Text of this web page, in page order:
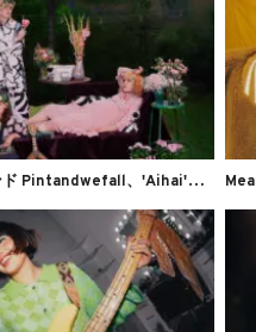
イ
ンディーロックバンド Pintandwefall、'Aihai'を公開